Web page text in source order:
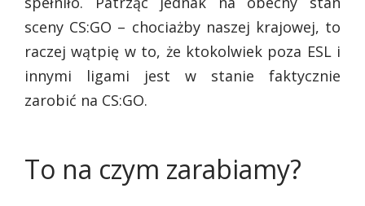
sceny CS:GO – chociażby naszej krajowej, to
raczej wątpię w to, że ktokolwiek poza ESL i
innymi ligami jest w stanie faktycznie
zarobić na CS:GO.
To na czym zarabiamy?